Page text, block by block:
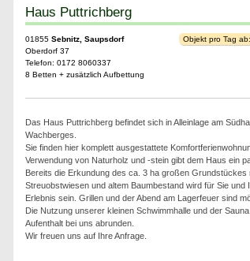
Haus Puttrichberg
01855 Sebnitz, Saupsdorf
Oberdorf 37
Telefon: 0172 8060337
8 Betten + zusätzlich Aufbettung
Objekt pro Tag ab:
Das Haus Puttrichberg befindet sich in Alleinlage am
Wachberges.
Sie finden hier komplett ausgestattete
Verwendung von Naturholz und -stein gibt dem Haus ein
Bereits die Erkundung des ca. 3 ha großen Grundstückes
Streuobstwiesen und altem Baumbestand wird für Sie und
Erlebnis sein. Grillen und der Abend am Lagerfeuer sind
Die Nutzung unserer kleinen Schwimmhalle und der
Aufenthalt bei uns abrunden.
Wir freuen uns auf Ihre Anfrage.